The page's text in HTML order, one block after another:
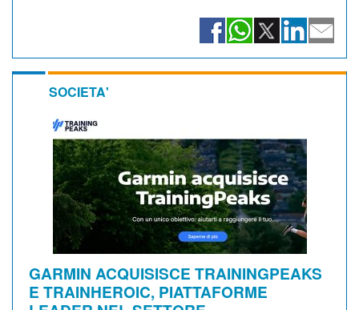
SOCIETA'
GARMIN ACQUISISCE TRAININGPEAKS
E TRAINHEROIC, PIATTAFORME